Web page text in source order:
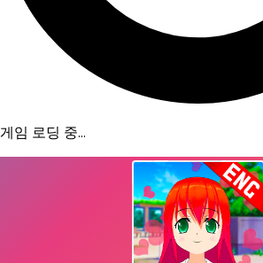
게임 로딩 중...